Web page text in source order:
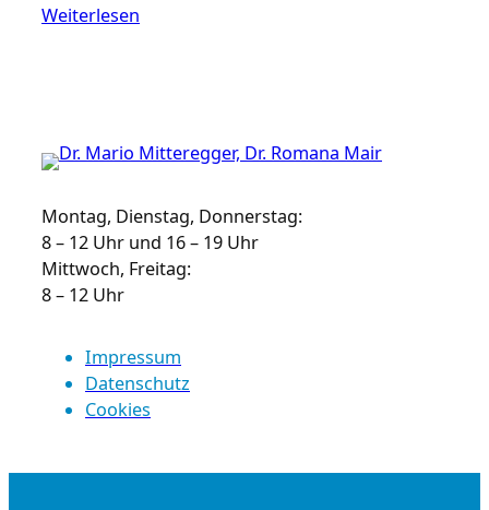
Weiterlesen
Montag, Dienstag, Donnerstag:
8 – 12 Uhr und 16 – 19 Uhr
Mittwoch, Freitag:
8 – 12 Uhr
Impressum
Datenschutz
Cookies